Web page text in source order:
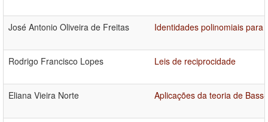
José Antonio Oliveira de Freitas Identidades polinomiais
Rodrigo Francisco Lopes Leis de reciprocidade
Eliana Vieira Norte Aplicações da teoria de